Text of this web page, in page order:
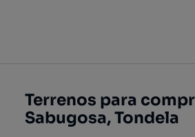
Terrenos para
Sabugosa, Tondela